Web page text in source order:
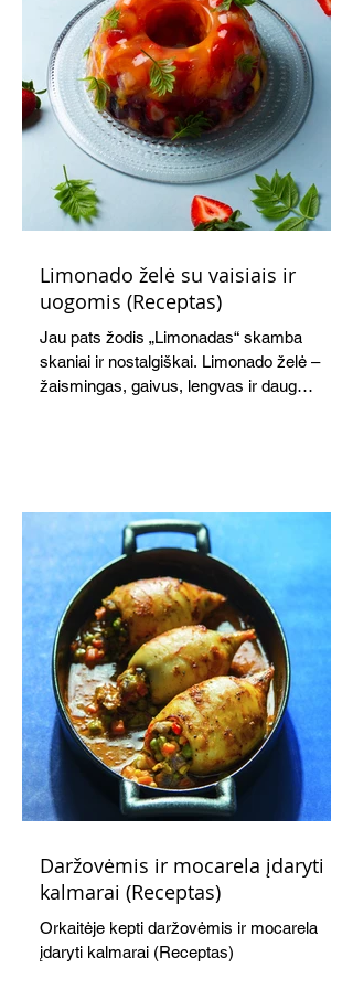
Limonado želė su vaisiais ir
uogomis (Receptas)
Jau pats žodis „Limonadas“ skamba
skaniai ir nostalgiškai. Limonado želė –
žaismingas, gaivus, lengvas ir daug
Daržovėmis ir mocarela įdaryti
kalmarai (Receptas)
Orkaitėje kepti daržovėmis ir mocarela
įdaryti kalmarai (Receptas)